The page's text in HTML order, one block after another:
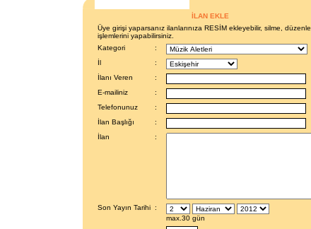
İLAN EKLE
Üye girişi yaparsanız ilanlarınıza RESİM ekleyebilir, silme,
işlemlerini yapabilirsiniz.
Kategori
:
İl
:
İlanı Veren
:
E-mailiniz
:
Telefonunuz
:
İlan Başlığı
:
İlan
:
Son Yayın Tarihi :
max.30 gün